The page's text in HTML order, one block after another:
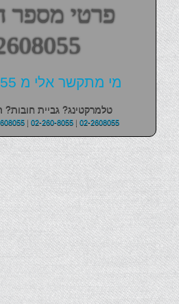
פרטי מספר
מי מתקשר אלי מ 02-2608055?
טלמרקטינג? גביית חובות?
| 02-260-8055| 02-2608055